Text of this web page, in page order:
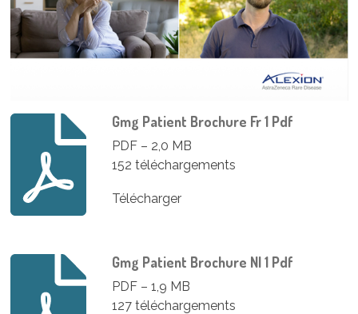
Gmg Patient Brochure Fr 1 Pdf
PDF – 2,0 MB
152 téléchargements
Télécharger
Gmg Patient Brochure Nl 1 Pdf
PDF – 1,9 MB
127 téléchargements